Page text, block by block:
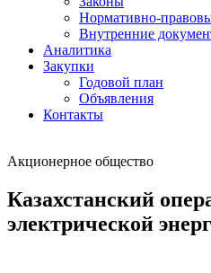
Нормативно-
Внутренние
Аналитика
Закупки
Годовой план
Объявления
Контакты
Акционерное общество
Казахстанский
электрической